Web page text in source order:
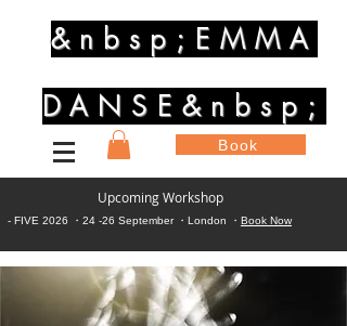
&nbsp;EMMA
DANSE&nbsp;
Book
Upcoming Workshop
- FIVE 2026 ・24 -26 September ・London ・ Book Now